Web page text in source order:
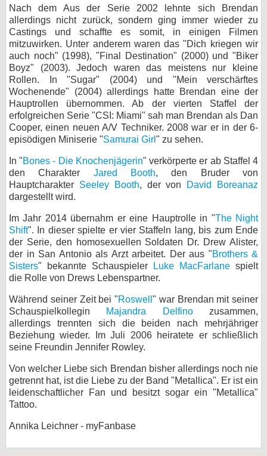
Nach dem Aus der Serie 2002 lehnte sich Brendan
allerdings nicht zurück, sondern ging immer wieder zu
Castings und schaffte es somit, in einigen Filmen
mitzuwirken. Unter anderem waren das "Dich kriegen wir
auch noch" (1998), "Final Destination" (2000) und "Biker
Boyz" (2003). Jedoch waren das meistens nur kleine
Rollen. In "Sugar" (2004) und "Mein verschärftes
Wochenende" (2004) allerdings hatte Brendan eine der
Hauptrollen übernommen. Ab der vierten Staffel der
erfolgreichen Serie "CSI: Miami" sah man Brendan als Dan
Cooper, einen neuen A/V Techniker. 2008 war er in der 6-
episödigen Miniserie "Samurai Girl " zu sehen.
In "Bones - Die Knochenjägerin" verkörperte er ab Staffel 4
den Charakter Jared Booth, den Bruder von
Hauptcharakter Seeley Booth, der von
David Boreanaz
dargestellt wird.
Im Jahr 2014 übernahm er eine Hauptrolle in "The Night
Shift". In dieser spielte er vier Staffeln lang, bis zum Ende
der Serie, den homosexuellen Soldaten Dr. Drew Alister,
der in San Antonio als Arzt arbeitet. Der aus "Brothers &
Sisters" bekannte Schauspieler Luke MacFarlane spielt
die Rolle von Drews Lebenspartner.
Während seiner Zeit bei "Roswell " war Brendan mit seiner
Schauspielkollegin Majandra Delfinozusammen,
allerdings trennten sich die beiden nach mehrjähriger
Beziehung wieder. Im Juli 2006 heiratete er schließlich
seine Freundin Jennifer Rowley.
Von welcher Liebe sich Brendan bisher allerdings noch nie
getrennt hat, ist die Liebe zu der Band "Metallica". Er ist ein
leidenschaftlicher Fan und besitzt sogar ein "Metallica"
Tattoo.
Annika Leichner - myFanbase